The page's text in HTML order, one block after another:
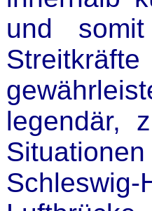
und
legendär,